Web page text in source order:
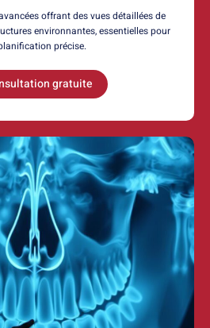
offrant des vues détaillées de
environnantes, essentielles pour
précise.
gratuite